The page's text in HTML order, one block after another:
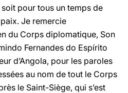
pour tous un temps de
Je remercie
du Corps diplomatique, Son
Fernandes do Espírito
d’Angola, pour les paroles
au nom de tout le Corps
le Saint-Siège, qui s’est